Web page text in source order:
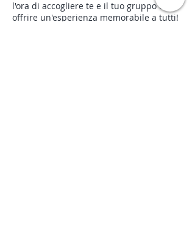
l'ora di accogliere te e il tuo gruppo e di
offrire un'esperienza memorabile a tutti!